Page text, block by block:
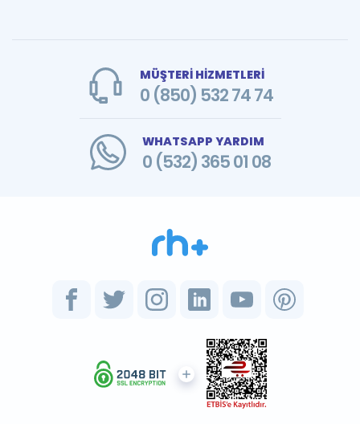
MÜŞTERİ HİZMETLERİ
0 (850) 532 74 74
WHATSAPP YARDIM
0 (532) 365 01 08